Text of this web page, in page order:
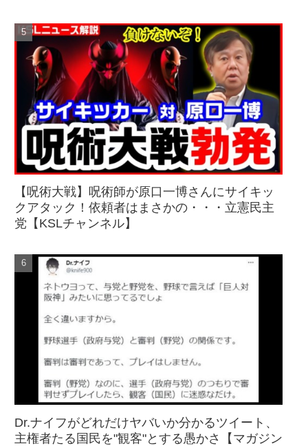
【呪術大戦】呪術師が原口一博さんにサイキッ
クアタック！依頼者はまさかの・・・立憲民主
党【KSLチャンネル】
Dr.ナイフがどれだけヤバいか分かるツイート、
主権者たる国民を"観客"とする愚かさ【マガジン